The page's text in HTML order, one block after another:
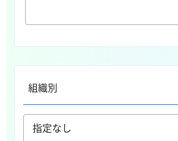
組織別